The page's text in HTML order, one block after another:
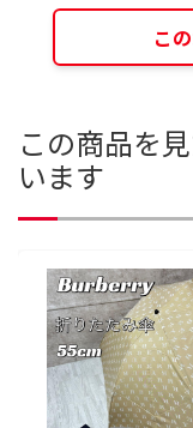
こ
この商品を
います